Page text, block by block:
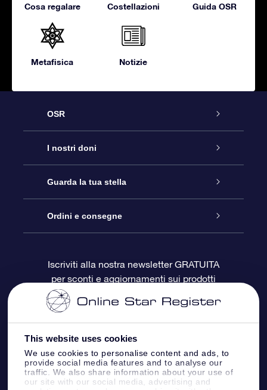
This website uses cookies
We use cookies to personalise content and ads, to
provide social media features and to analyse our
traffic. We also share information about your use of
our site with our social media, advertising and
Cosa regalare Costellazioni Guida OSR
Metafisica Notizie
OSR
Assistenza
Contattaci
Blog
OSR Recensioni
I nostri doni
Online Star Gift
Pacchetto regalo OSR
Gift Card OSR
Doni aziendali
Guarda la tua stella
Registro stellare
Star Page personalizzata
One Million Stars
OSR Starsaver
App VR ‘Fly me to the stars’
Ordini e consegne
Informazioni di Pagamento
Politica di reso
Costellazioni
Iscriviti alla nostra newsletter GRATUITA
per sconti e aggiornamenti sui prodotti